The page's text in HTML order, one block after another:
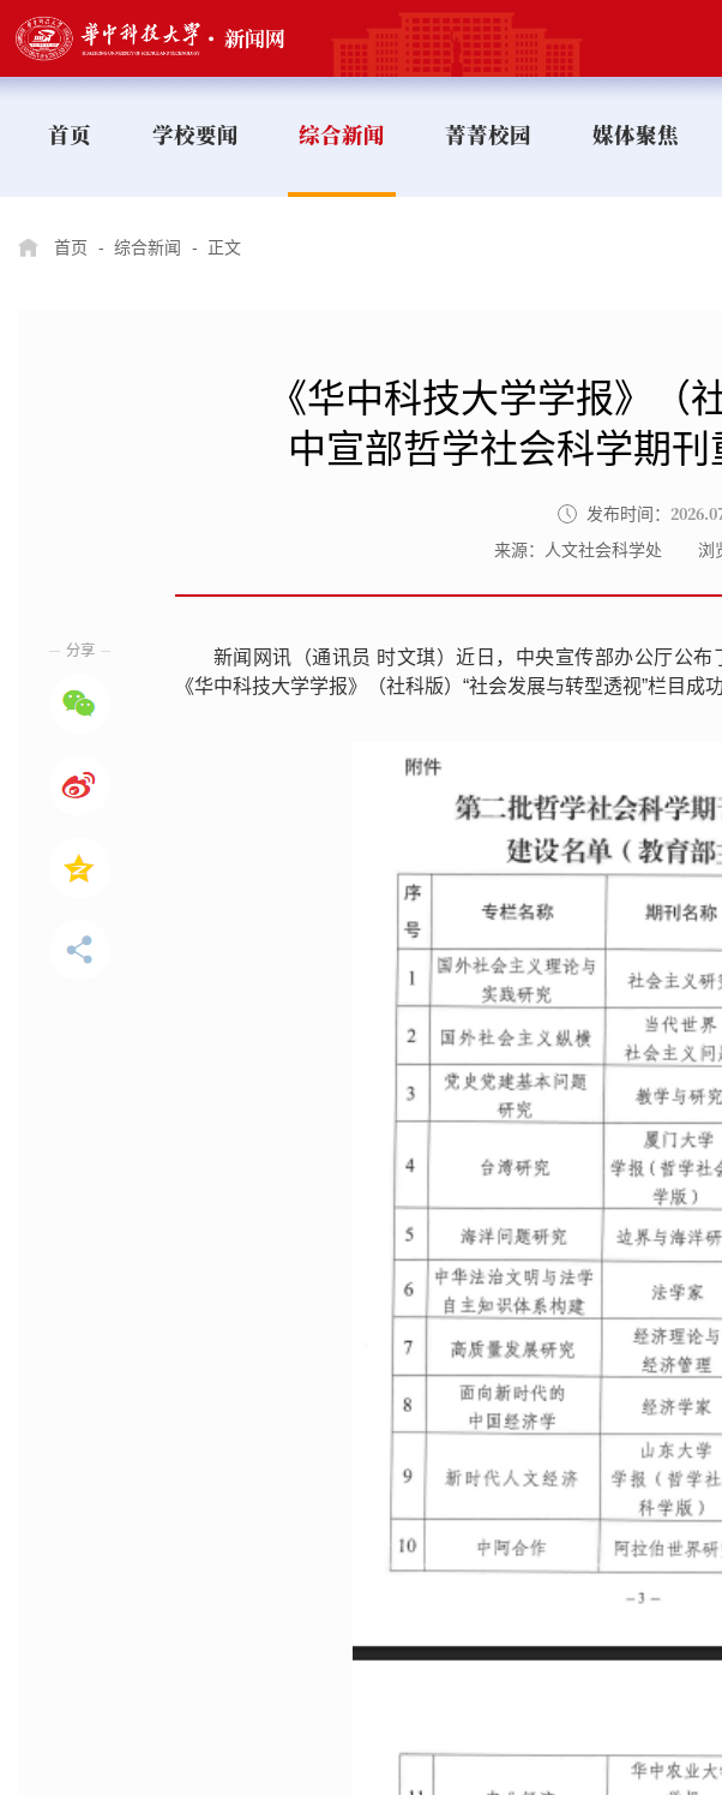
首页 学校要闻 综合新闻 菁菁校园 媒体聚焦
首页 - 综合新闻 - 正文
《华中科技大学学报》（
中宣部哲学社会科学期
发布时间：
来源：人文社会科学处 浏
新闻网讯（通讯员 时文琪）近日，中央宣传部办公厅公布
《华中科技大学学报》（社科版）“社会发展与转型透视”栏目成功
分享